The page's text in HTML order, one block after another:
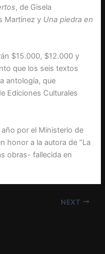
, de Gisela
Martínez y Una piedra en
$15.000, $12.000 y
que los seis textos
antología, que
Ediciones Culturales
por el Ministerio de
honor a la autora de “La
obras- fallecida en
NEXT